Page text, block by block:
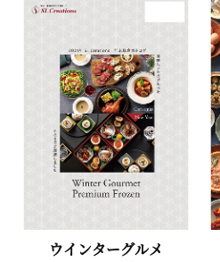
ウインターグルメ